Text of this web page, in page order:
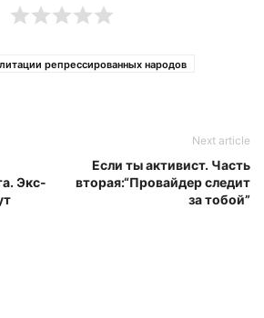
репрессированных народов
Экс-
Next article
Если ты активист. Часть
вторая:“Провайдер следит
за тобой”